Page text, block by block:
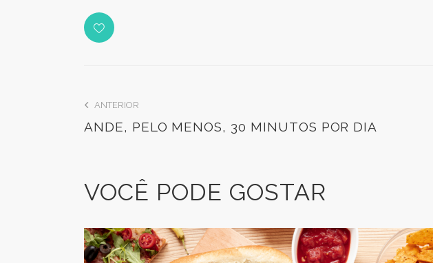
ANTERIOR
ANDE, PELO MENOS, 30 MINUTOS POR DIA
VOCÊ PODE GOSTAR